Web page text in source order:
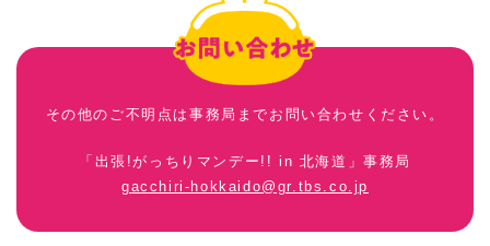
その他のご不明点は事務局までお問い合わせください。
「出張!がっちりマンデー!! in 北海道」事務局
gacchiri-hokkaido@gr.tbs.co.jp